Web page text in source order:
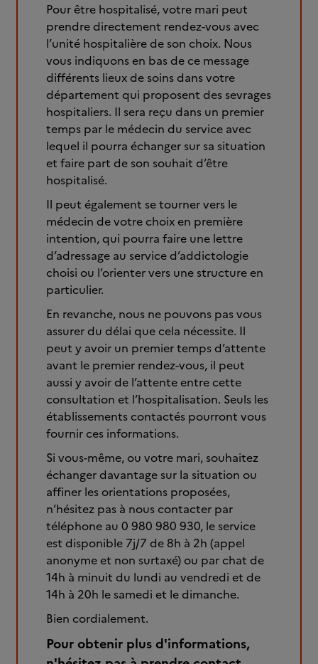
Pour être hospitalisé, votre mari peut
prendre directement rendez-vous avec
l’unité hospitalière de son choix. Nous
vous indiquons en bas de ce message
différents lieux de soins dans votre
département qui proposent des sevrages
hospitaliers. Il sera reçu dans un premier
temps par le médecin du service avec
lequel il pourra échanger sur sa situation
et faire part de son souhait d’être
hospitalisé.
Il peut également se tourner vers le
médecin de votre choix en première
intention, qui pourra faire une lettre
d’adressage au service d’addictologie
choisi ou l’orienter vers une structure en
particulier.
En revanche, nous ne pouvons pas vous
assurer du délai que cela nécessite. Il
peut y avoir un premier temps d’attente
avant le premier rendez-vous, il peut
aussi y avoir de l’attente entre cette
consultation et l’hospitalisation. Seuls les
établissements contactés pourront vous
fournir ces informations.
Si vous-même, ou votre mari, souhaitez
échanger davantage sur la situation ou
affiner les orientations proposées,
n’hésitez pas à nous contacter par
téléphone au 0 980 980 930, le service
est disponible 7j/7 de 8h à 2h (appel
anonyme et non surtaxé) ou par chat de
14h à minuit du lundi au vendredi et de
14h à 20h le samedi et le dimanche.
Bien cordialement.
Pour obtenir plus d'informations,